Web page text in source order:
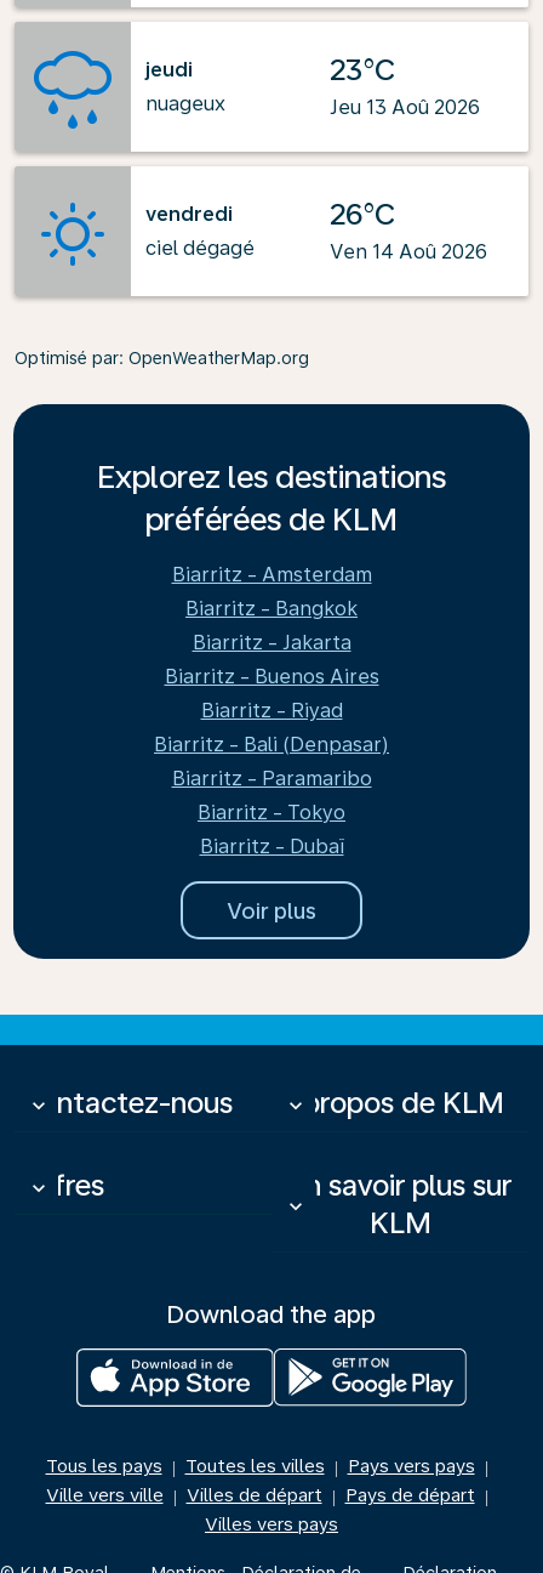
jeudi
nuageux
23°C
Jeu 13 Aoû 2026
vendredi
ciel dégagé
26°C
Ven 14 Aoû 2026
Optimisé par: OpenWeatherMap.org
Explorez les destinations
préférées de KLM
Biarritz - Amsterdam
Biarritz - Bangkok
Biarritz - Jakarta
Biarritz - Buenos Aires
Biarritz - Riyad
Biarritz - Bali (Denpasar)
Biarritz - Paramaribo
Biarritz - Tokyo
Biarritz - Dubaï
Voir plus
Contactez-nous
keyboard_arrow_down À propos de KLM
keyboard_arrow_down
Offres
keyboard_arrow_down
En savoir plus sur
KLM
keyboard_arrow_down
Download the app
Tous les pays | Toutes les villes | Pays vers pays |
Ville vers ville | Villes de départ | Pays de départ |
Villes vers pays